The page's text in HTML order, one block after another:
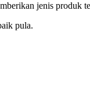
jenis produk
pula.